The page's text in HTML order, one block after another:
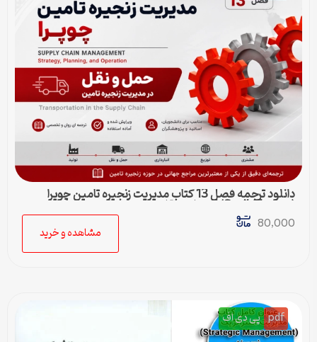
دانلود ترجمه فصل 13 کتاب مدیریت زنجیره تامین چوپرا
(Sunil Chopra) | حمل و نقل در زنجیره تامین
80,000
مشاهده و خرید
pdf پی دی اف